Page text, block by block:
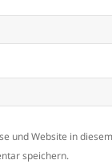
und Website in
speichern.